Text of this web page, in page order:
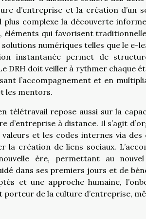
d’entreprise et la création d’un
complexe la découverte
éléments qui favorisent
solutions numériques telles que le
instantanée permet de
DRH doit veiller à rythmer chaque
l’accompagnement et en
les mentors.
télétravail repose aussi sur la
à distance. Il s’agit
et les codes internes via
la création de liens sociaux.
ère, permettant au
dans ses premiers jours et de
et une approche humaine,
porteur de la culture d’entreprise,